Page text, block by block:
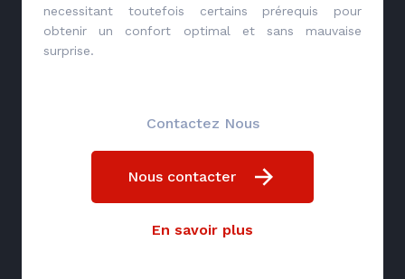
necessitant toutefois certains prérequis pour
obtenir un confort optimal et sans mauvaise
surprise.
Contactez Nous
Nous contacter
En savoir plus